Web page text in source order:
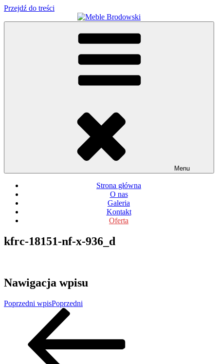
Przejdź do treści
Meble kuchenne specjalnie dla Ciebie!
Menu
Strona główna
O nas
Galeria
Kontakt
Oferta
kfrc-18151-nf-x-936_d
Nawigacja wpisu
Poprzedni wpisPoprzedni